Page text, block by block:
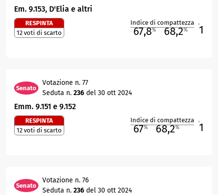
Em. 9.153, D'Elia e altri
RESPINTA
12 voti di scarto
Indice di compattezza
67,8% 68,2% 1
Senato
Votazione n. 77
Seduta n. 236 del 30 ott 2024
Emm. 9.151 e 9.152
RESPINTA
12 voti di scarto
Indice di compattezza
67% 68,2% 1
Senato
Votazione n. 76
Seduta n. 236 del 30 ott 2024